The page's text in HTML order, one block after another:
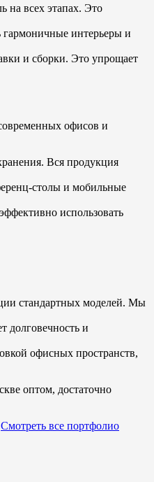
на всех этапах. Это
гармоничные интерьеры и
и сборки. Это упрощает
офисов и
Вся продукция
столы и мобильные
использовать
стандартных моделей. Мы
долговечность и
офисных пространств,
оптом, достаточно
Смотреть все портфолио